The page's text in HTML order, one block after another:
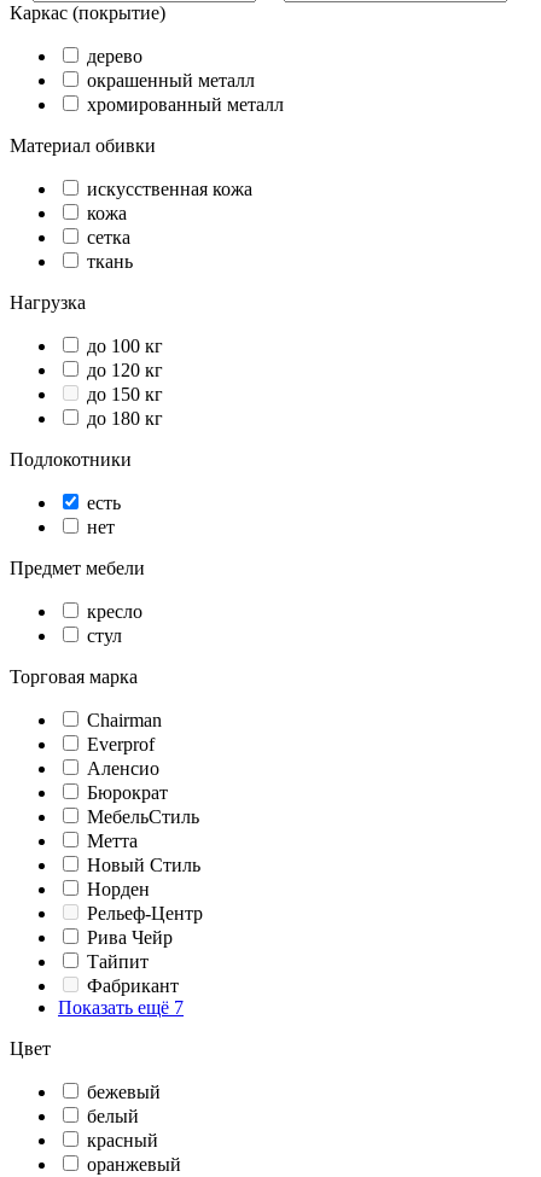
Каркас (покрытие)
дерево
окрашенный металл
хромированный металл
Материал обивки
искусственная кожа
кожа
сетка
ткань
Нагрузка
до 100 кг
до 120 кг
до 150 кг
до 180 кг
Подлокотники
есть
нет
Предмет мебели
кресло
стул
Торговая марка
Chairman
Everprof
Аленсио
Бюрократ
МебельСтиль
Метта
Новый Стиль
Норден
Рельеф-Центр
Рива Чейр
Тайпит
Фабрикант
Показать ещё 7
Цвет
бежевый
белый
красный
оранжевый